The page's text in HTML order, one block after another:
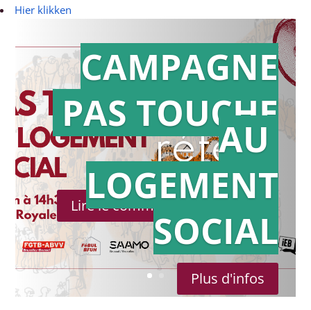
Hier klikken
Action en
référé
Lire le communiqué de presse
CAMPAGNE
PAS TOUCHE
AU
LOGEMENT
SOCIAL
Plus d'infos